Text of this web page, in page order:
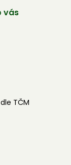
vás
TČM